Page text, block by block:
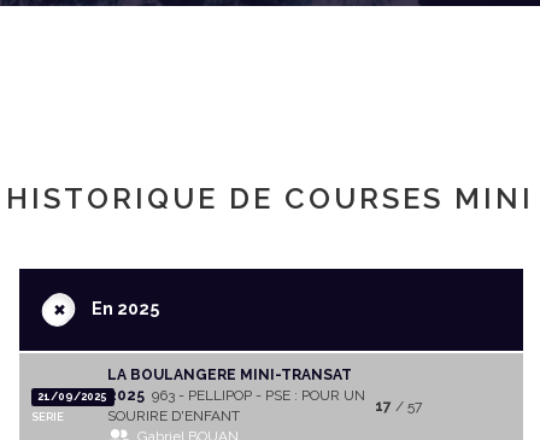
HISTORIQUE DE COURSES MINI
+En 2025
21/09/2025
SERIE
LA BOULANGERE MINI-TRANSAT
2025 963 - PELLIPOP - PSE : POUR UN
SOURIRE D'ENFANT
Gabriel BOUAN
17 / 57